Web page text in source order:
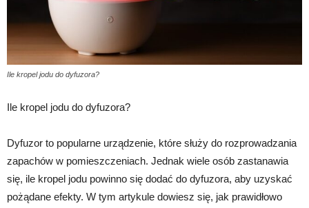
Ile kropel jodu do dyfuzora?
Ile kropel jodu do dyfuzora?
Dyfuzor to popularne urządzenie, które służy do rozprowadzania
zapachów w pomieszczeniach. Jednak wiele osób zastanawia
się, ile kropel jodu powinno się dodać do dyfuzora, aby uzyskać
pożądane efekty. W tym artykule dowiesz się, jak prawidłowo